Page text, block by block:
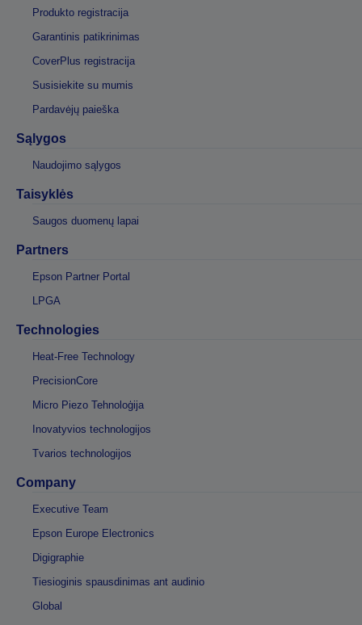
Produkto registracija
Garantinis patikrinimas
CoverPlus registracija
Susisiekite su mumis
Pardavėjų paieška
Sąlygos
Naudojimo sąlygos
Taisyklės
Saugos duomenų lapai
Partners
Epson Partner Portal
LPGA
Technologies
Heat-Free Technology
PrecisionCore
Micro Piezo Tehnoloģija
Inovatyvios technologijos
Tvarios technologijos
Company
Executive Team
Epson Europe Electronics
Digigraphie
Tiesioginis spausdinimas ant audinio
Global